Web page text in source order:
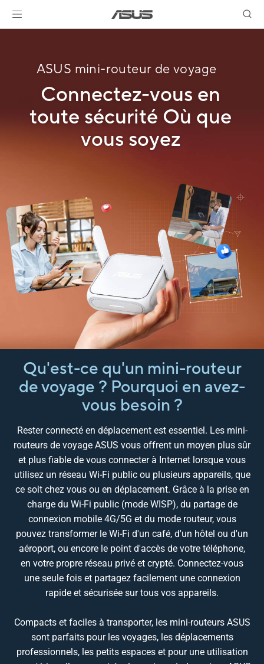
ASUS mini-routeur de voyage
Connectez-vous en
toute sécurité Où que
vous soyez
Qu'est-ce qu'un mini-routeur
de voyage ? Pourquoi en avez-
vous besoin ?
Rester connecté en déplacement est essentiel. Les mini-
routeurs de voyage ASUS vous offrent un moyen plus sûr
et plus fiable de vous connecter à Internet lorsque vous
utilisez un réseau Wi-Fi public ou plusieurs appareils, que
ce soit chez vous ou en déplacement. Grâce à la prise en
charge du Wi-Fi public (mode WISP), du partage de
connexion mobile 4G/5G et du mode routeur, vous
pouvez transformer le Wi-Fi d'un café, d'un hôtel ou d'un
aéroport, ou encore le point d'accès de votre téléphone,
en votre propre réseau privé et crypté. Connectez-vous
une seule fois et partagez facilement une connexion
rapide et sécurisée sur tous vos appareils.
Compacts et faciles à transporter, les mini-routeurs ASUS
sont parfaits pour les voyages, les déplacements
professionnels, les petits espaces et pour une utilisation